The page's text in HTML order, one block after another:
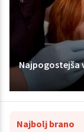
Najpogostejša
Najbolj brano